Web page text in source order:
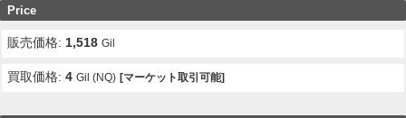
Price
販売価格:1,518 Gil
買取価格:4 Gil (NQ) [マーケット取引可能]